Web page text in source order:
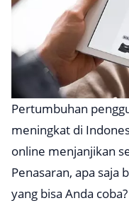
Pertumbuhan
meningkat di
online menjanjikan
Penasaran, apa saja
yang bisa Anda